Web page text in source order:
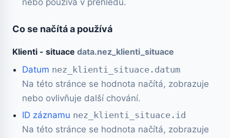
Co se načítá a používá
Klienti - situace data.nez_klienti_situace
Datum nez_klienti_situace.datum
Na této stránce se hodnota načítá, zobrazuje
nebo ovlivňuje další chování.
ID záznamu nez_klienti_situace.id
Na této stránce se hodnota načítá, zobrazuje